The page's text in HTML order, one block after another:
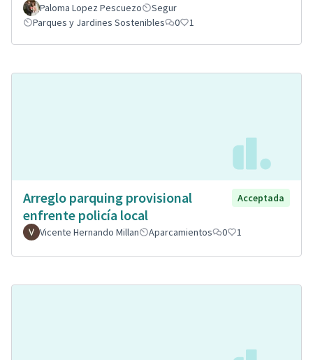
Paloma Lopez Pescuezo
Segur
Parques y Jardines Sostenibles
0 1
Arreglo parquing provisional
enfrente policía local
Acceptada
Vicente Hernando Millan Aparcamientos 0 1